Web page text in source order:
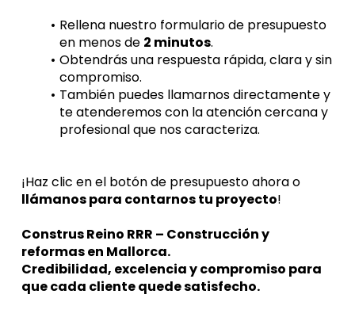
Rellena nuestro formulario de presupuesto
en menos de 2 minutos.
Obtendrás una respuesta rápida, clara y sin
compromiso.
También puedes llamarnos directamente y
te atenderemos con la atención cercana y
profesional que nos caracteriza.
llámanos para contarnos tu proyecto!
Construs Reino RRR – Construcción y
reformas en Mallorca.
Credibilidad, excelencia y compromiso para
que cada cliente quede satisfecho.